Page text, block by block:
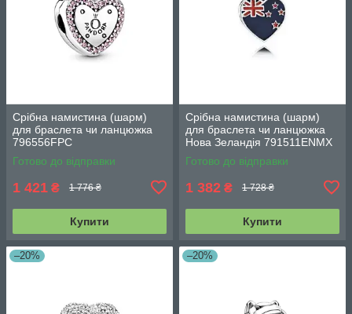
Срібна намистина (шарм)
для браслета чи ланцюжка
796556FPC
Готово до відправки
1 421 ₴ 1 776 ₴
Купити
Срібна намистина (шарм)
для браслета чи ланцюжка
Нова Зеландія 791511ENMX
Готово до відправки
1 382 ₴ 1 728 ₴
Купити
–20% –20%